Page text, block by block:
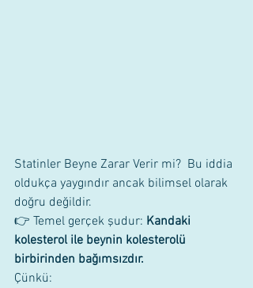
Statinler Beyne Zarar Verir mi?  Bu iddia
oldukça yaygındır ancak bilimsel olarak
doğru değildir.
👉 Temel gerçek şudur: Kandaki
kolesterol ile beynin kolesterolü
birbirinden bağımsızdır.
Çünkü: